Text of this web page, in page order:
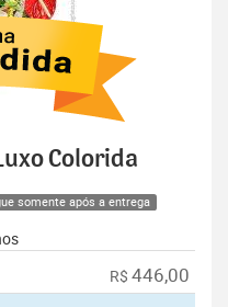
Colorida
somente após a entrega
R$ 446,00